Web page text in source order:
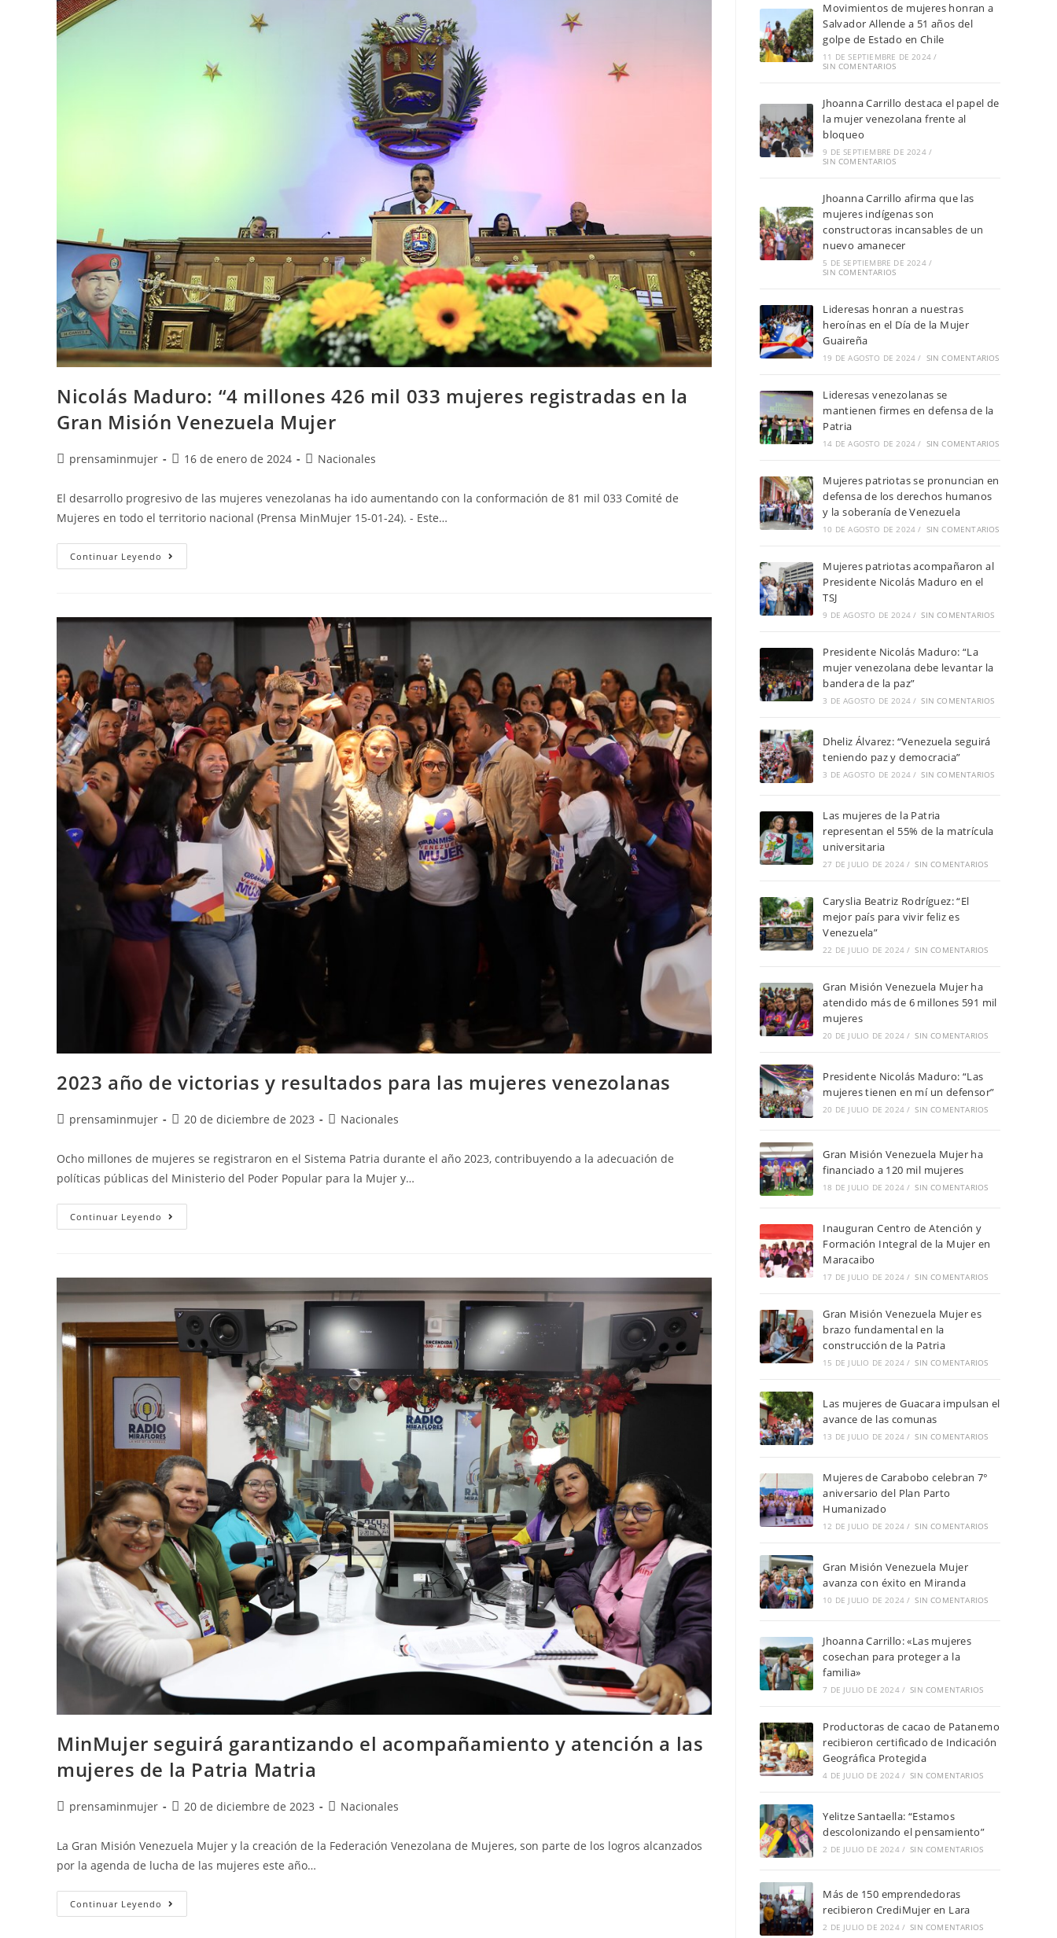
Nicolás Maduro: “4 millones 426 mil 033 mujeres registradas en la
Gran Misión Venezuela Mujer
prensaminmujer 16 de enero de 2024 Nacionales
El desarrollo progresivo de las mujeres venezolanas ha ido aumentando con la conformación de 81 mil 033 Comité de
Mujeres en todo el territorio nacional (Prensa MinMujer 15-01-24). - Este…
Continuar Leyendo
2023 año de victorias y resultados para las mujeres venezolanas
prensaminmujer 20 de diciembre de 2023 Nacionales
Ocho millones de mujeres se registraron en el Sistema Patria durante el año 2023, contribuyendo a la adecuación de
políticas públicas del Ministerio del Poder Popular para la Mujer y…
Continuar Leyendo
MinMujer seguirá garantizando el acompañamiento y atención a las
mujeres de la Patria Matria
prensaminmujer 20 de diciembre de 2023 Nacionales
La Gran Misión Venezuela Mujer y la creación de la Federación Venezolana de Mujeres, son parte de los logros alcanzados
por la agenda de lucha de las mujeres este año…
Continuar Leyendo
Movimientos de mujeres honran a
Salvador Allende a 51 años del
golpe de Estado en Chile
11 DE SEPTIEMBRE DE 2024 /
SIN COMENTARIOS
Jhoanna Carrillo destaca el papel de
la mujer venezolana frente al
bloqueo
9 DE SEPTIEMBRE DE 2024 /
SIN COMENTARIOS
Jhoanna Carrillo afirma que las
mujeres indígenas son
constructoras incansables de un
nuevo amanecer
5 DE SEPTIEMBRE DE 2024 /
SIN COMENTARIOS
Lideresas honran a nuestras
heroínas en el Día de la Mujer
Guaireña
19 DE AGOSTO DE 2024 / SIN COMENTARIOS
Lideresas venezolanas se
mantienen firmes en defensa de la
Patria
14 DE AGOSTO DE 2024 / SIN COMENTARIOS
Mujeres patriotas se pronuncian en
defensa de los derechos humanos
y la soberanía de Venezuela
10 DE AGOSTO DE 2024 / SIN COMENTARIOS
Mujeres patriotas acompañaron al
Presidente Nicolás Maduro en el
TSJ
9 DE AGOSTO DE 2024 / SIN COMENTARIOS
Presidente Nicolás Maduro: “La
mujer venezolana debe levantar la
bandera de la paz”
3 DE AGOSTO DE 2024 / SIN COMENTARIOS
Dheliz Álvarez: “Venezuela seguirá
teniendo paz y democracia”
3 DE AGOSTO DE 2024 / SIN COMENTARIOS
Las mujeres de la Patria
representan el 55% de la matrícula
universitaria
27 DE JULIO DE 2024 / SIN COMENTARIOS
Caryslia Beatriz Rodríguez: “El
mejor país para vivir feliz es
Venezuela”
22 DE JULIO DE 2024 / SIN COMENTARIOS
Gran Misión Venezuela Mujer ha
atendido más de 6 millones 591 mil
mujeres
20 DE JULIO DE 2024 / SIN COMENTARIOS
Presidente Nicolás Maduro: “Las
mujeres tienen en mí un defensor”
20 DE JULIO DE 2024 / SIN COMENTARIOS
Gran Misión Venezuela Mujer ha
financiado a 120 mil mujeres
18 DE JULIO DE 2024 / SIN COMENTARIOS
Inauguran Centro de Atención y
Formación Integral de la Mujer en
Maracaibo
17 DE JULIO DE 2024 / SIN COMENTARIOS
Gran Misión Venezuela Mujer es
brazo fundamental en la
construcción de la Patria
15 DE JULIO DE 2024 / SIN COMENTARIOS
Las mujeres de Guacara impulsan el
avance de las comunas
13 DE JULIO DE 2024 / SIN COMENTARIOS
Mujeres de Carabobo celebran 7°
aniversario del Plan Parto
Humanizado
12 DE JULIO DE 2024 / SIN COMENTARIOS
Gran Misión Venezuela Mujer
avanza con éxito en Miranda
10 DE JULIO DE 2024 / SIN COMENTARIOS
Jhoanna Carrillo: «Las mujeres
cosechan para proteger a la
familia»
7 DE JULIO DE 2024 / SIN COMENTARIOS
Productoras de cacao de Patanemo
recibieron certificado de Indicación
Geográfica Protegida
4 DE JULIO DE 2024 / SIN COMENTARIOS
Yelitze Santaella: “Estamos
descolonizando el pensamiento”
2 DE JULIO DE 2024 / SIN COMENTARIOS
Más de 150 emprendedoras
recibieron CrediMujer en Lara
2 DE JULIO DE 2024 / SIN COMENTARIOS